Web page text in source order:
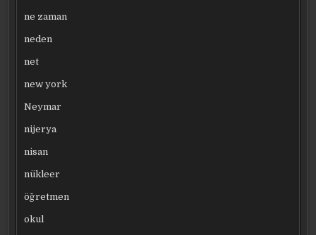
ne zaman
neden
net
new york
Neymar
nijerya
nisan
nükleer
öğretmen
okul